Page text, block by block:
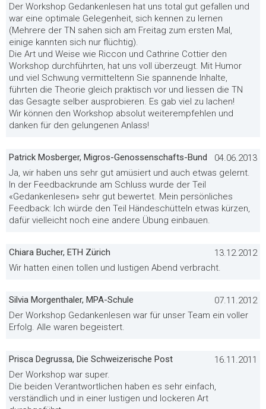
Der Workshop Gedankenlesen hat uns total gut gefallen und
war eine optimale Gelegenheit, sich kennen zu lernen
(Mehrere der TN sahen sich am Freitag zum ersten Mal,
einige kannten sich nur flüchtig).
Die Art und Weise wie Riccon und Cathrine Cottier den
Workshop durchführten, hat uns voll überzeugt. Mit Humor
und viel Schwung vermitteltenn Sie spannende Inhalte,
führten die Theorie gleich praktisch vor und liessen die TN
das Gesagte selber ausprobieren. Es gab viel zu lachen!
Wir können den Workshop absolut weiterempfehlen und
danken für den gelungenen Anlass!
Patrick Mosberger, Migros-Genossenschafts-Bund
04.06.2013
Ja, wir haben uns sehr gut amüsiert und auch etwas gelernt.
In der Feedbackrunde am Schluss wurde der Teil
«Gedankenlesen» sehr gut bewertet. Mein persönliches
Feedback: Ich würde den Teil Händeschütteln etwas kürzen,
dafür vielleicht noch eine andere Übung einbauen.
Chiara Bucher, ETH Zürich
13.12.2012
Wir hatten einen tollen und lustigen Abend verbracht.
Silvia Morgenthaler, MPA-Schule
07.11.2012
Der Workshop Gedankenlesen war für unser Team ein voller
Erfolg. Alle waren begeistert.
Prisca Degrussa, Die Schweizerische Post
16.11.2011
Der Workshop war super.
Die beiden Verantwortlichen haben es sehr einfach,
verständlich und in einer lustigen und lockeren Art